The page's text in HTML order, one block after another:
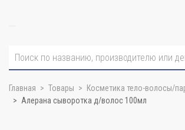
Главная Товары
Косметика тело-волосы/
Алерана сыворотка д/волос 100мл